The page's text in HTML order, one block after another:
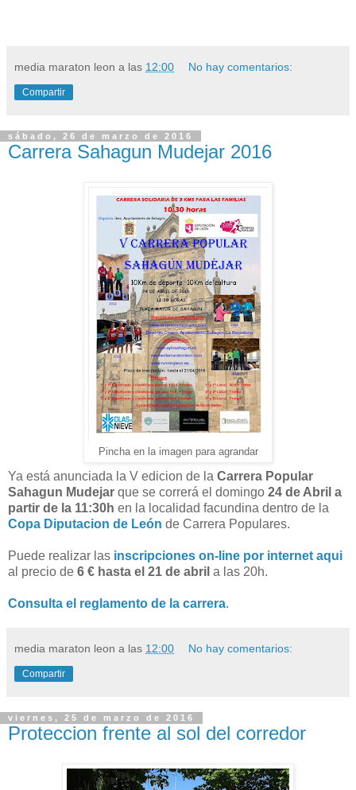
media maraton leon a las 12:00 No hay comentarios:
Compartir
sábado, 26 de marzo de 2016
Carrera Sahagun Mudejar 2016
Pincha en la imagen para agrandar
Ya está anunciada la V edicion de la Carrera Popular
Sahagun Mudejar que se correrá el domingo 24 de Abril a
partir de la 11:30h en la localidad facundina dentro de la
Copa Diputacion de León de Carrera Populares.
Puede realizar las inscripciones on-line por internet aqui
al precio de 6 € hasta el 21 de abril a las 20h.
Consulta el reglamento de la carrera.
media maraton leon a las 12:00 No hay comentarios:
Compartir
viernes, 25 de marzo de 2016
Proteccion frente al sol del corredor